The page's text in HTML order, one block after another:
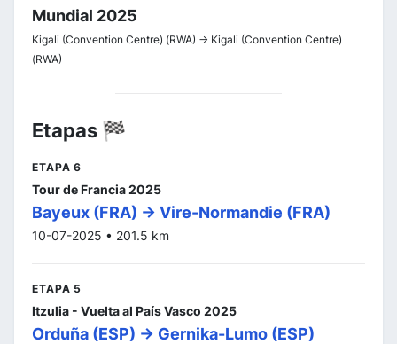
Mundial 2025
Kigali (Convention Centre) (RWA) -> Kigali (Convention Centre)
(RWA)
Etapas 🏁
ETAPA 6
Tour de Francia 2025
Bayeux (FRA) -> Vire-Normandie (FRA)
10-07-2025 • 201.5 km
ETAPA 5
Itzulia - Vuelta al País Vasco 2025
Orduña (ESP) -> Gernika-Lumo (ESP)